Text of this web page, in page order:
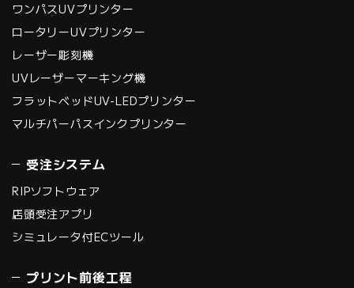
ワンパスUVプリンター
ロータリーUVプリンター
レーザー彫刻機
UVレーザーマーキング機
フラットベッドUV-LEDプリンター
マルチパーパスインクプリンター
受注システム
RIPソフトウェア
店頭受注アプリ
シミュレータ付ECツール
プリント前後工程